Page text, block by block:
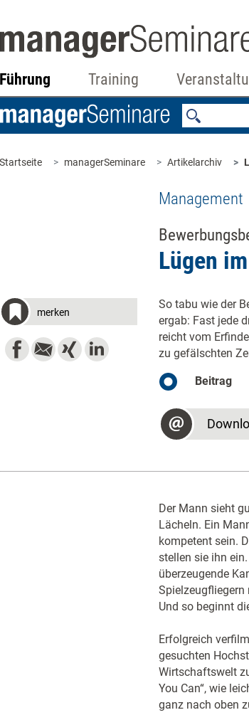
Führung Training
Startseite managerSeminare Artikelarchiv
Management
Lügen
merken
So tabu wie der
ergab: Fast jede
reicht vom
zu gefälschten
Beitrag
Der Mann sieht
Lächeln. Ein
kompetent sein.
stellen sie ihn
überzeugende
Und so beginnt
Erfolgreich
gesuchten
Wirtschaftswelt
You Can“, wie
ganz nach oben